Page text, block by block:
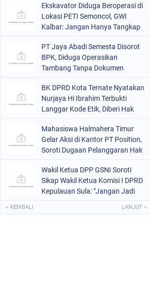
Ekskavator Diduga Beroperasi di
Lokasi PETI Semoncol, GWI
Kalbar: Jangan Hanya Tangkap
PT Jaya Abadi Semesta Disorot
BPK, Diduga Operasikan
Tambang Tanpa Dokumen
Limbah ke Hulu Sungai
BK DPRD Kota Ternate Nyatakan
Nurjaya Hi Ibrahim Terbukti
Langgar Kode Etik, Diberi Hak
Mahasiswa Halmahera Timur
Gelar Aksi di Kantor PT Position,
Soroti Dugaan Pelanggaran Hak
Wakil Ketua DPP GSNI Soroti
Sikap Wakil Ketua Komisi I DPRD
Kepulauan Sula: "Jangan Jadi
« KEMBALI LANJUT »